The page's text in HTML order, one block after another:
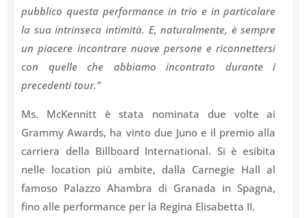
pubblico questa performance in trio e in particolare
la sua intrinseca intimità. E, naturalmente, è sempre
un piacere incontrare nuove persone e riconnettersi
con quelle che abbiamo incontrato durante i
precedenti tour.”
Ms. McKennitt è stata nominata due volte ai
Grammy Awards, ha vinto due Juno e il premio alla
carriera della Billboard International. Si è esibita
nelle location più ambite, dalla Carnegie Hall al
famoso Palazzo Ahambra di Granada in Spagna,
fino alle performance per la Regina Elisabetta II.